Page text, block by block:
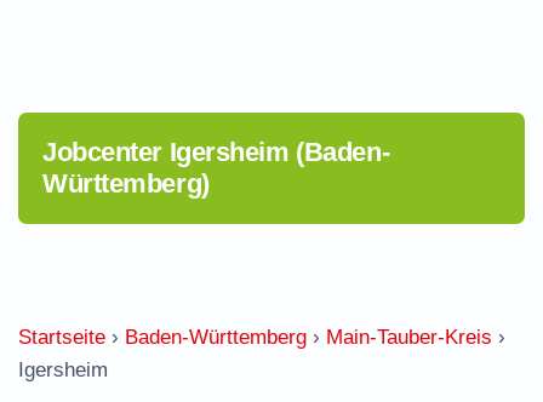
Jobcenter Igersheim (Baden-
Württemberg)
Startseite › Baden-Württemberg › Main-Tauber-Kreis ›
Igersheim